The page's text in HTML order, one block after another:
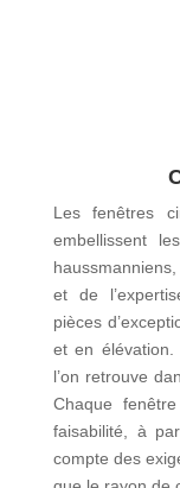
Les fenêtres
embellissent
et de
pièces
et en élévation.
l’on retrouve
Chaque
faisabilité, à
compte des